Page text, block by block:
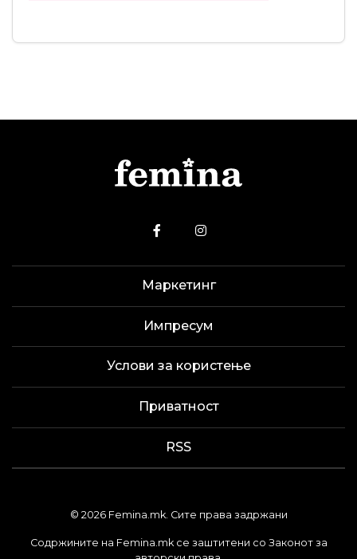
Маркетинг
Импресум
Услови за користење
Приватност
RSS
© 2026 Femina.mk. Сите права задржани
Содржините на Femina.mk се заштитени со Законот за